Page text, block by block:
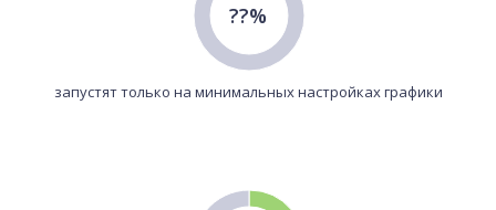
??%
запустят только на минимальных настройках графики